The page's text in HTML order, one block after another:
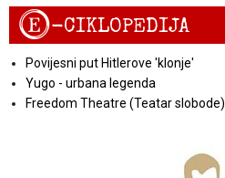
E-CIKLOPEDIJA
Povijesni put Hitlerove 'klonje'
Yugo - urbana legenda
Freedom Theatre (Teatar slobode)